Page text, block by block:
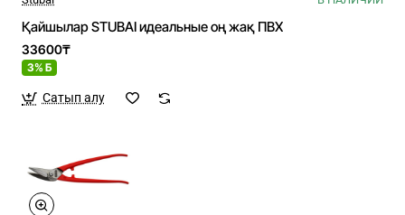
Қайшылар STUBAI идеальные оң жақ ПВХ
33600₸
3% Б
Сатып алу